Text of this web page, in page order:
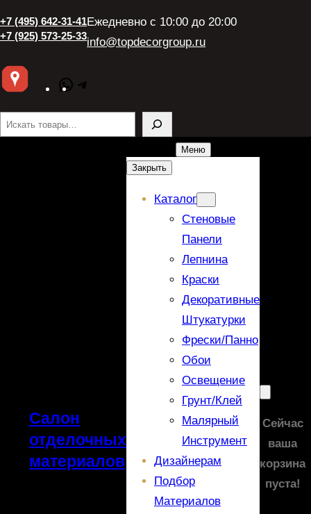
+7 (495) 642-31-41
+7 (925) 573-25-33
Ежедневно с 10:00 до 20:00
info@topdecorgroup.ru
WhatsApp
Поиск
Салон
отделочных
материалов
Меню
Закрыть
Каталог
Стеновые
Панели
Лепнина
Краски
Декоративные
Штукатурки
Фрески/панно
Обои
Освещение
Грунт/Клей
Малярный
Инструмент
Дизайнерам
Подбор
Материалов
Сейчас
ваша
корзина
пуста!